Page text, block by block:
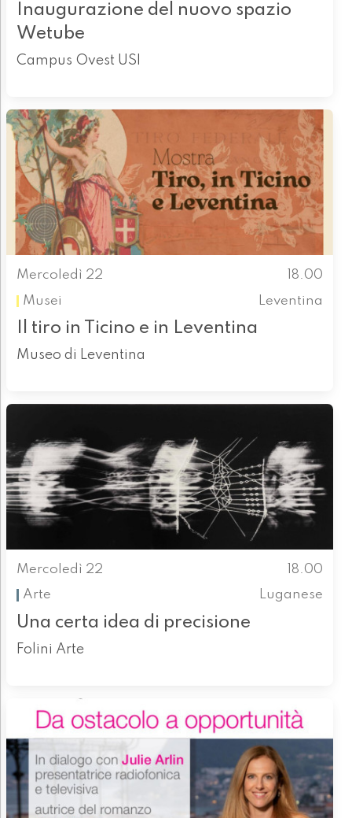
Inaugurazione del nuovo spazio
Wetube
Campus Ovest USI
Mercoledì 22
18.00
Musei
Leventina
Il tiro in Ticino e in Leventina
Museo di Leventina
Mercoledì 22
18.00
Arte
Luganese
Una certa idea di precisione
Folini Arte